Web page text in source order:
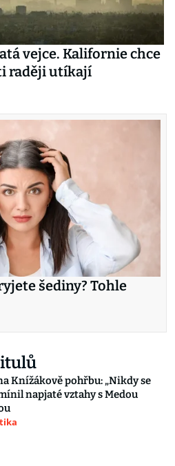
vejce. Kalifornie chce
raději utíkají
šediny? Tohle
Knížákově pohřbu: „Nikdy se
napjaté vztahy s Medou